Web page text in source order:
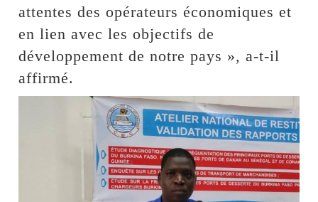
attentes des opérateurs économiques et
en lien avec les objectifs de
développement de notre pays », a-t-il
affirmé.